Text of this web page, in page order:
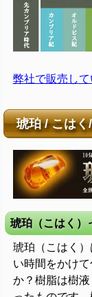
弊社で販売し
琥珀 / こは
琥珀（こはく）
琥珀（こはく
い時間をかけ
か？樹脂は樹